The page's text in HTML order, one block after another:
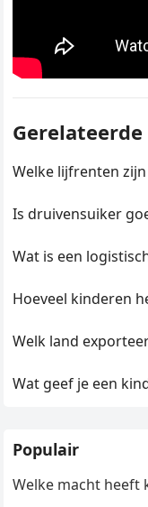
Welke lijfrenten zijn
Is druivensuiker
Wat is een
Hoeveel kinderen
Welk land
Wat geef je een
Populair
Welke macht heeft